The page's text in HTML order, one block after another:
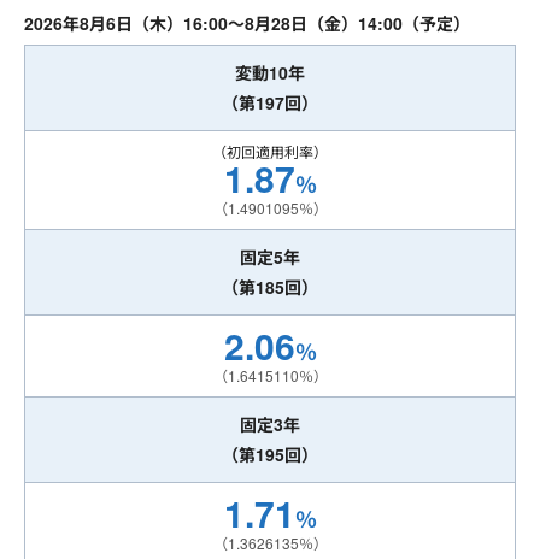
2026年8月6日（木）16:00～8月28日（金）14:00（予定）
変動10年
（第197回）
（初回適用利率）
1.87％
（1.4901095％）
固定5年
（第185回）
2.06％
（1.6415110％）
固定3年
（第195回）
1.71 ％
（1.3626135％）